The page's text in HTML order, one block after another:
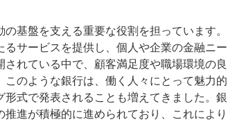
基盤を支える重要な役割を担っています。
サービスを提供し、個人や企業の金融ニー
れている中で、顧客満足度や職場環境の良
のような銀行は、働く人々にとって魅力的
式で発表されることも増えてきました。銀
進が積極的に進められており、これにより